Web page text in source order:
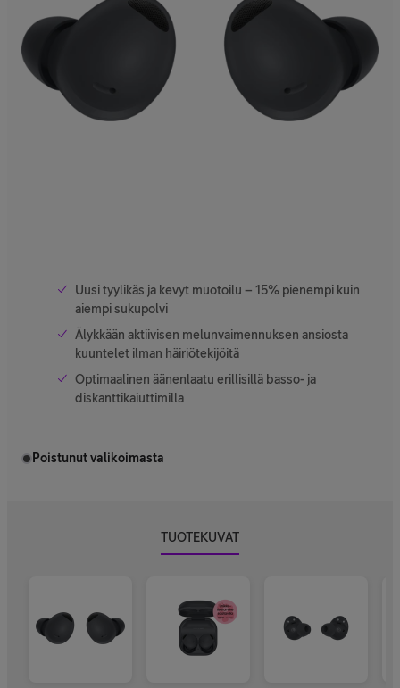
Uusi tyylikäs ja kevyt muotoilu – 15% pienempi kuin
aiempi sukupolvi
Älykkään aktiivisen melunvaimennuksen ansiosta
kuuntelet ilman häiriötekijöitä
Optimaalinen äänenlaatu erillisillä basso- ja
diskanttikaiuttimilla
Poistunut valikoimasta
TUOTEKUVAT